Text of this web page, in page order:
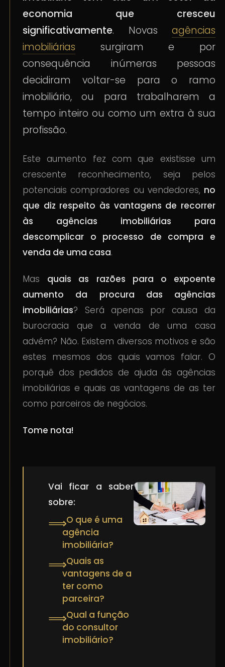
economia que cresceu
significativamente. Novas agências
imobiliárias surgiram e por
consequência inúmeras pessoas
decidiram voltar-se para o ramo
imobiliário, ou para trabalharem a
tempo inteiro ou como um extra à sua
profissão.
Este aumento fez com que existisse um
crescente reconhecimento, seja pelos
potenciais compradores ou vendedores, no
que diz respeito às vantagens de recorrer
às agências imobiliárias para
descomplicar o processo de compra e
venda de uma casa.
Mas quais as razões para o expoente
aumento da procura das agências
imobiliárias? Será apenas por causa da
burocracia que a venda de uma casa
advém? Não. Existem diversos motivos e são
estes mesmos dos quais vamos falar. O
porquê dos pedidos de ajuda ás agências
imobiliárias e quais as vantagens de as ter
como parceiros de negócios.
Tome nota!
Vai ficar a saber
sobre:
⟹O que é uma
agência
imobiliária?
⟹Quais as
vantagens de a
ter como
parceira?
⟹Qual a função
do consultor
imobiliário?